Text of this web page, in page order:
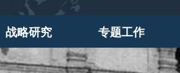
战略研究 专题工作